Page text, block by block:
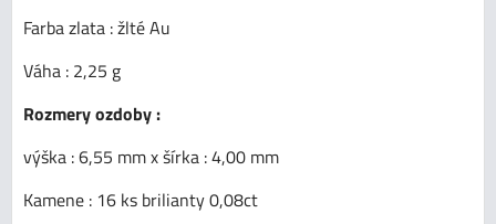
Farba zlata : žlté Au
Váha : 2,25 g
Rozmery ozdoby :
výška : 6,55 mm x šírka : 4,00 mm
Kamene : 16 ks brilianty 0,08ct